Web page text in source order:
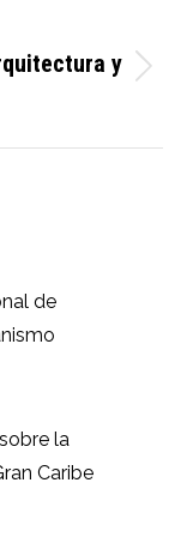
y
de
la
Caribe